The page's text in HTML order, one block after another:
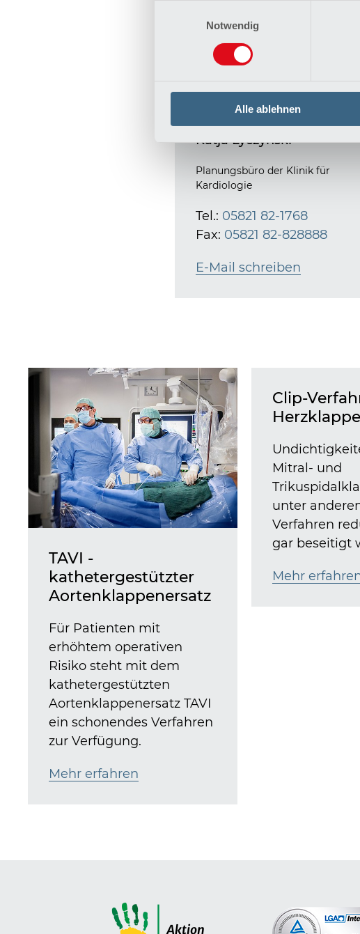
Notwendig
Alle ablehnen
Katja Lyczynski
Planungsbüro der Klinik für
Kardiologie
Tel.: 05821 82-1768
Fax: 05821 82-828888
E-Mail schreiben
TAVI -
kathetergestützter
Aortenklappenersatz
Für Patienten mit
erhöhtem operativen
Risiko steht mit dem
kathetergestützten
Aortenklappenersatz TAVI
ein schonendes Verfahren
zur Verfügung.
Mehr erfahren
Clip-
Mitral- und
unter
Verfahren
gar beseitigt
Mehr